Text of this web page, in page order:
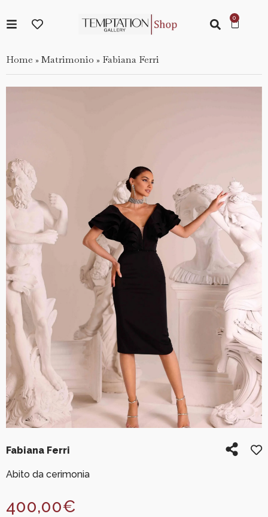
Home » Matrimonio » Fabiana Ferri
Fabiana Ferri
Abito da cerimonia
400,00€